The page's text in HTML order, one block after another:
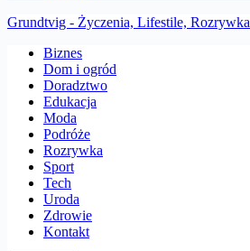
Grundtvig - Życzenia, Lifestile, Rozrywka
Biznes
Dom i ogród
Doradztwo
Edukacja
Moda
Podróże
Rozrywka
Sport
Tech
Uroda
Zdrowie
Kontakt